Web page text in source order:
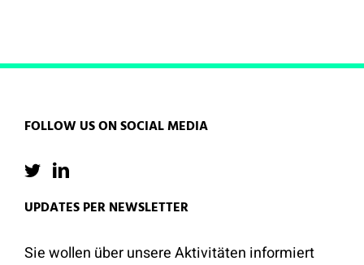
FOLLOW US ON SOCIAL MEDIA
UPDATES PER NEWSLETTER
Sie wollen über unsere Aktivitäten informiert